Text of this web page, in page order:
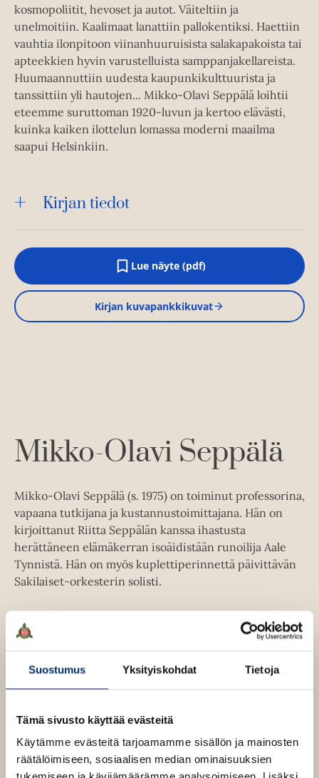
Suostumus Yksityiskohdat Tietoja
Tämä sivusto käyttää evästeitä
Käytämme evästeitä tarjoamamme sisällön ja mainosten
räätälöimiseen, sosiaalisen median ominaisuuksien
kosmopoliitit, hevoset ja autot. Väiteltiin ja
unelmoitiin. Kaalimaat lanattiin pallokentiksi. Haettiin
vauhtia ilonpitoon viinanhuuruisista salakapakoista tai
apteekkien hyvin varustelluista samppanjakellareista.
Huumaannuttiin uudesta kaupunkikulttuurista ja
tanssittiin yli hautojen... Mikko-Olavi Seppälä loihtii
eteemme suruttoman 1920-luvun ja kertoo elävästi,
kuinka kaiken ilottelun lomassa moderni maailma
saapui Helsinkiin.
Kirjan tiedot
Lue näyte (pdf)
A
u
k
e
a
i
l
h
t
e
e
n
Kirjan kuvapankkikuvat
Mikko-Olavi Seppälä
Mikko-Olavi Seppälä (s. 1975) on toiminut professorina,
vapaana tutkijana ja kustannustoimittajana. Hän on
kirjoittanut Riitta Seppälän kanssa ihastusta
herättäneen elämäkerran isoäidistään runoilija Aale
Tynnistä. Hän on myös kuplettiperinnettä päivittävän
Sakilaiset-orkesterin solisti.
Lue lisää tekijästä
M
i
-
l
a
v
S